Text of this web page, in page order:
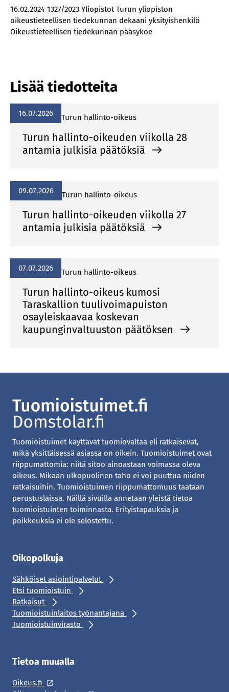
16.02.2024 1327/2023 Yliopistot Turun yliopiston
oikeustieteellisen tiedekunnan dekaani yksityishenkilö
Oikeustieteellisen tiedekunnan pääsykoe
Lisää tiedotteita
16.07.2026 Turun hallinto-oikeus
Turun hallinto-oikeuden viikolla 28
antamia julkisia päätöksiä
09.07.2026 Turun hallinto-oikeus
Turun hallinto-oikeuden viikolla 27
antamia julkisia päätöksiä
07.07.2026 Turun hallinto-oikeus
Turun hallinto-oikeus kumosi
Taraskallion tuulivoimapuiston
osayleiskaavaa koskevan
kaupunginvaltuuston päätöksen
Tuomioistuimet käyttävät tuomiovaltaa eli ratkaisevat,
mikä yksittäisessä asiassa on oikein. Tuomioistuimet ovat
riippumattomia: niitä sitoo ainoastaan voimassa oleva
oikeus. Mikään ulkopuolinen taho ei voi puuttua niiden
ratkaisuihin. Tuomioistuimen riippumattomuus taataan
perustuslaissa. Näillä sivuilla annetaan yleistä tietoa
tuomioistuinten toiminnasta. Erityistapauksia ja
poikkeuksia ei ole selostettu.
Oikopolkuja
Sähköiset asiointipalvelut
Etsi tuomioistuin
Ratkaisut
Tuomioistuinlaitos työnantajana
Tuomioistuinvirasto
Tietoa muualla
Oikeus.fi